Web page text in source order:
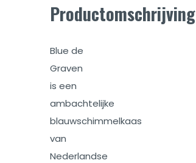
Productomschrijving
Blue de
Graven
is een
ambachtelijke
blauwschimmelkaas
van
Nederlandse